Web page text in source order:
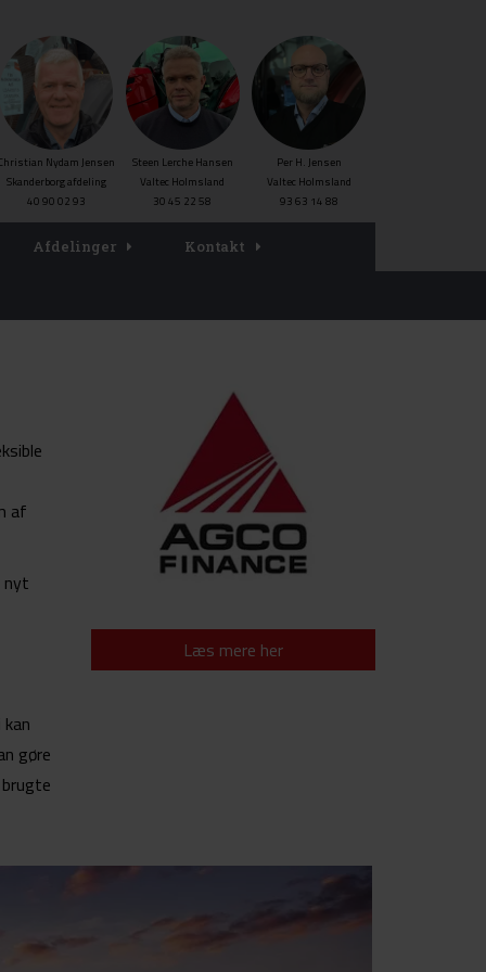
Nydam Jensen
Skanderborg afdeling
40 90 02 93
Steen Lerche Hansen
Valtec Holmsland
30 45 22 58
Per H. Jensen
Valtec Holmsland
93 63 14 88
Afdelinger Kontakt
af
gøre
Læs mere her